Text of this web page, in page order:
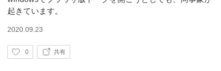
起きています。
2020.09.23
い
0 共有